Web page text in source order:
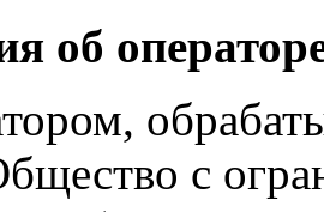
об
с